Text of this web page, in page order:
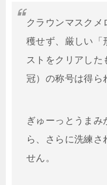
クラウンマスクメ
穫せず、厳しい「
ストをクリアした
冠）の称号は得ら
ぎゅーっとうま
ら、さらに洗練さ
せん。